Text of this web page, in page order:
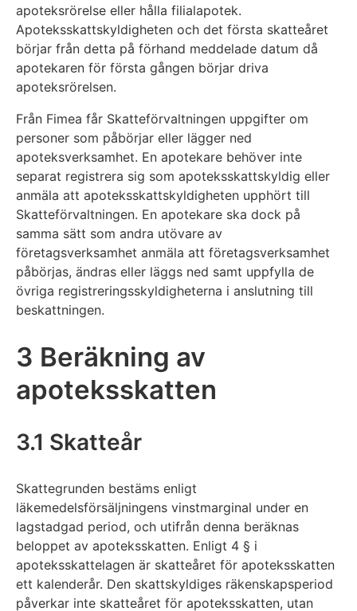
apoteksrörelse eller hålla filialapotek.
Apoteksskattskyldigheten och det första skatteåret
börjar från detta på förhand meddelade datum då
apotekaren för första gången börjar driva
apoteksrörelsen.
Från Fimea får Skatteförvaltningen uppgifter om
personer som påbörjar eller lägger ned
apoteksverksamhet. En apotekare behöver inte
separat registrera sig som apoteksskattskyldig eller
anmäla att apoteksskattskyldigheten upphört till
Skatteförvaltningen. En apotekare ska dock på
samma sätt som andra utövare av
företagsverksamhet anmäla att företagsverksamhet
påbörjas, ändras eller läggs ned samt uppfylla de
övriga registreringsskyldigheterna i anslutning till
beskattningen.
3 Beräkning av
apoteksskatten
3.1 Skatteår
Skattegrunden bestäms enligt
läkemedelsförsäljningens vinstmarginal under en
lagstadgad period, och utifrån denna beräknas
beloppet av apoteksskatten. Enligt 4 § i
apoteksskattelagen är skatteåret för apoteksskatten
ett kalenderår. Den skattskyldiges räkenskapsperiod
påverkar inte skatteåret för apoteksskatten, utan